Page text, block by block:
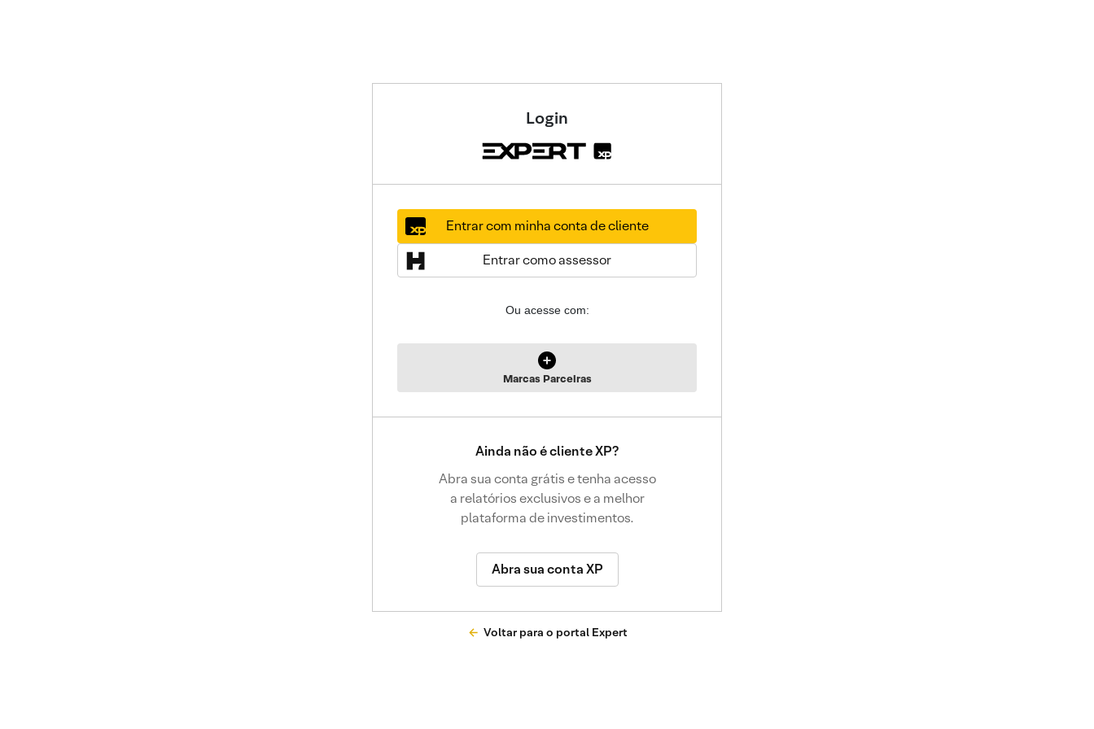
Login
Entrar com minha conta de cliente
Entrar como assessor
Ou acesse com:
Marcas Parceiras
Ainda não é cliente XP?
Abra sua conta grátis e tenha acesso
a relatórios exclusivos e a melhor
plataforma de investimentos.
Abra sua conta XP
Voltar para o portal Expert